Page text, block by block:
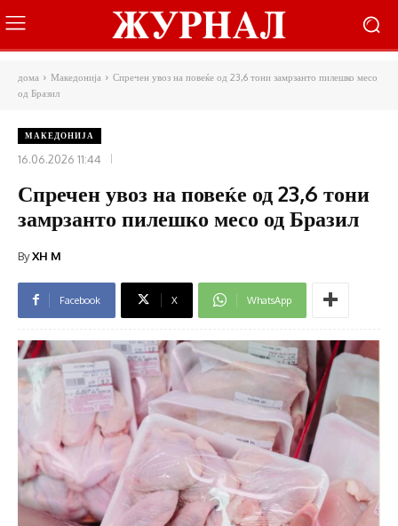
дома Македонија
Спречен увоз на повеќе од 23,6 тони замрзанто пилешко месо
од Бразил
МАКЕДОНИЈА
16.06.2026 11:44
Спречен увоз на повеќе од 23,6 тони
замрзанто пилешко месо од Бразил
ByXH M
Facebook X WhatsApp